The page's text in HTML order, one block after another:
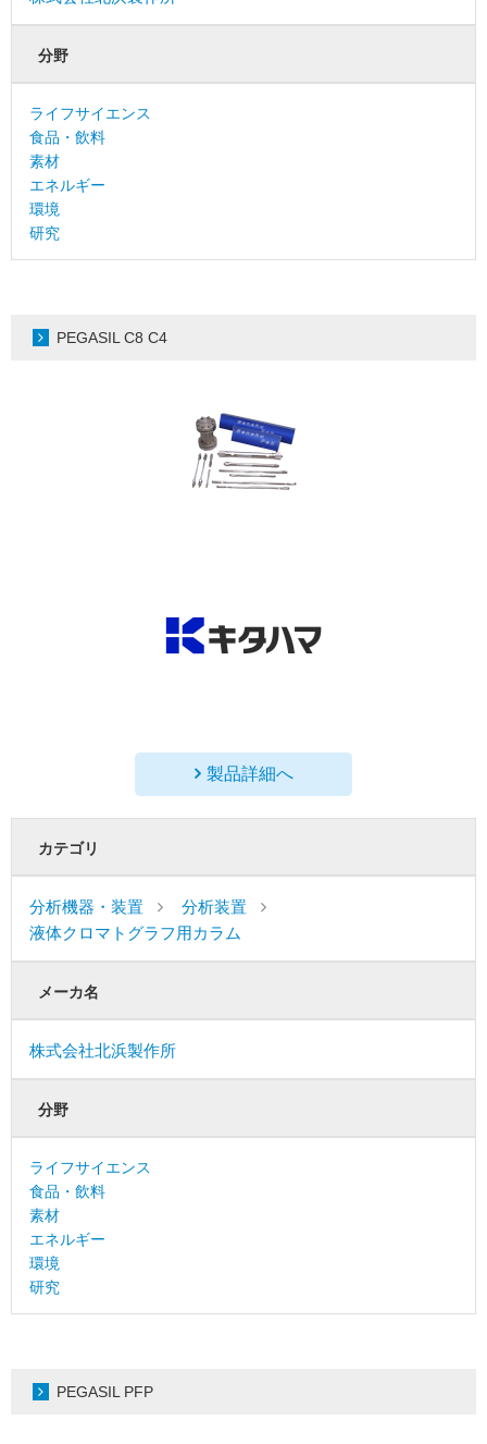
分野
ライフサイエンス
食品・飲料
素材
エネルギー
環境
研究
PEGASIL C8 C4
製品詳細へ
カテゴリ
分析機器・装置
分析装置
液体クロマトグラフ用カラム
メーカ名
株式会社北浜製作所
分野
ライフサイエンス
食品・飲料
素材
エネルギー
環境
研究
PEGASIL PFP